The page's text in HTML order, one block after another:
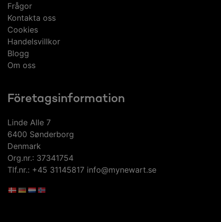
Frågor
Kontakta oss
Cookies
Handelsvillkor
Blogg
Om oss
Företagsinformation
Linde Alle 7
6400 Sønderborg
Denmark
Org.nr.: 37341754
Tlf.nr.: +45 31145817 info@mynewart.se